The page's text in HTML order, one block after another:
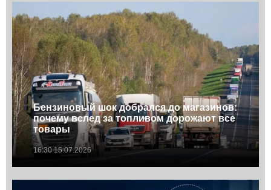
Бензиновый шок добрался до магазинов:
почему вслед за топливом дорожают все
товары
16:30 15.07.2026